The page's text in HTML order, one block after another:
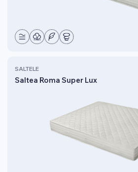
SALTELE
Saltea Roma Super Lux